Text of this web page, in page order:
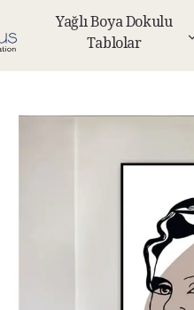
Yağlı Boya Dokulu
Tablolar